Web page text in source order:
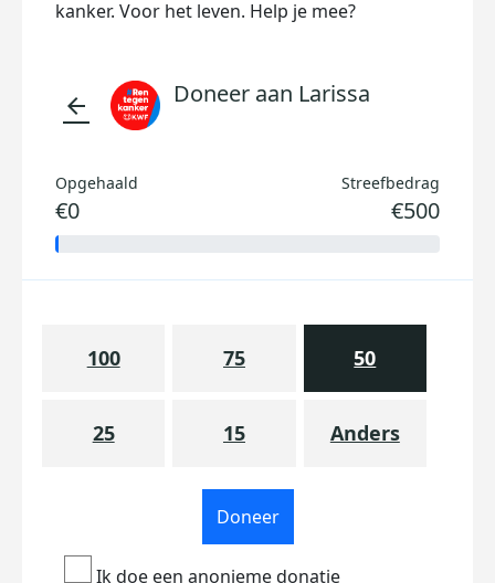
kanker. Voor het leven. Help je mee?
arrow_back Doneer aan Larissa
Opgehaald
€0
Streefbedrag
€500
100 75 50
25 15 Anders
Doneer
Ik doe een anonieme donatie